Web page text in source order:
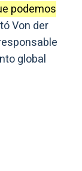
podemos
Von der
global